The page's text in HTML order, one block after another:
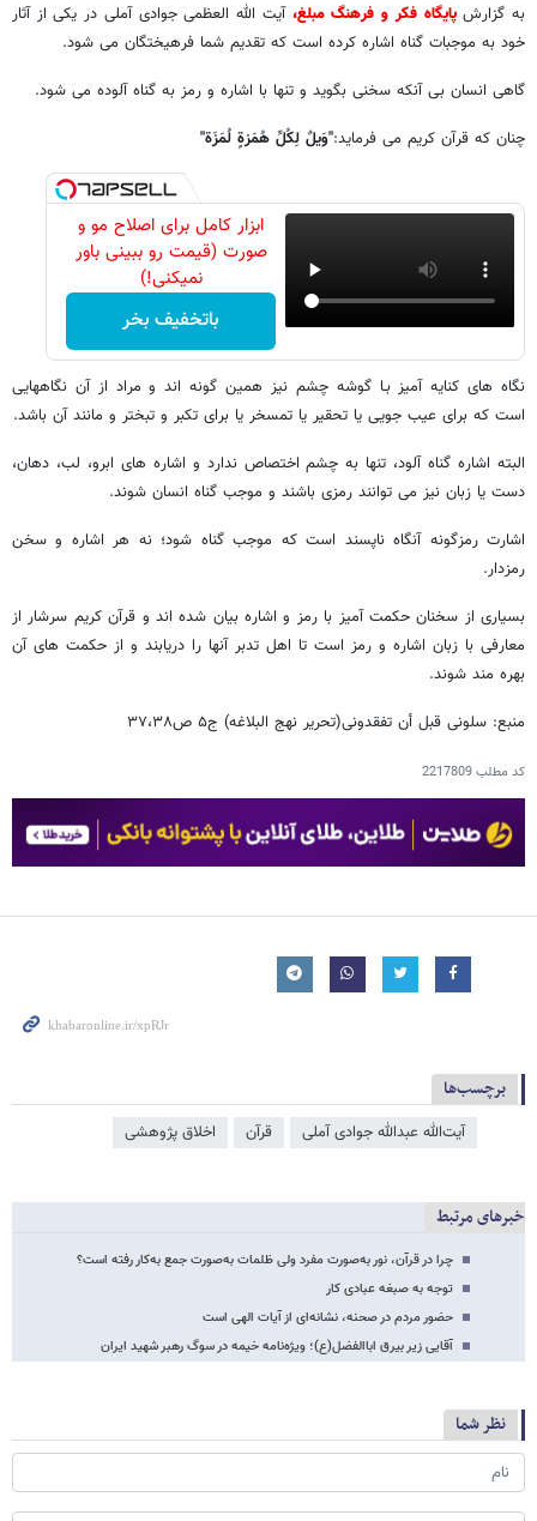
به گزارشپایگاه فکر و فرهنگ مبلغ، آیت الله العظمی جوادی آملی در یکی از آثار
خود به موجبات گناه اشاره کرده است که تقدیم شما فرهیختگان می شود.
گاهی انسان بی آنکه سخنی بگوید و تنها با اشاره و رمز به گناه آلوده می شود.
چنان که قرآن کریم می فرماید:"وَیلٌ لِکُلِّ هُمَزةٍ لُمَزَة"
ابزار کامل برای اصلاح مو و
صورت (قیمت رو ببینی باور
نمیکنی!)
باتخفیف بخر
نگاه های کنایه آمیز بـا گوشه چشم نیز همین گونه اند و مراد از آن نگاههایی
است که برای عیب جویی یا تحقیر یا تمسخر یا برای تکبر و تبختر و مانند آن باشد.
البته اشاره گناه آلود، تنها به چشم اختصاص ندارد و اشاره های ابرو، لب، دهان،
دست یا زبان نیز می توانند رمزی باشند و موجب گناه انسان شوند.
اشارت رمزگونه آنگاه ناپسند است که موجب گناه شود؛ نه هر اشاره و سخن
رمزدار.
بسیاری از سخنان حکمت آمیز با رمز و اشاره بیان شده اند و قرآن کریم سرشار از
معارفی با زبان اشاره و رمز است تا اهل تدبر آنها را دریابند و از حکمت های آن
بهره مند شوند.
منبع: سلونی قبل أن تفقدونی(تحریر نهج البلاغه) ج۵ ص۳۷،۳۸
کد مطلب2217809
برچسب‌ها
آیت‌الله عبدالله جوادی ‌آملی قرآن اخلاق پژوهشی
خبرهای مرتبط
چرا در قرآن، نور به‌صورت مفرد ولی ظلمات به‌صورت جمع به‌کار رفته است؟
توجه به صبغه عبادی کار
حضور مردم در صحنه، نشانه‌ای از آیات الهی است
آقایی زیر بیرق اباالفضل(ع)؛ ویژه‌نامه خیمه در سوگ رهبر شهید ایران
نظر شما